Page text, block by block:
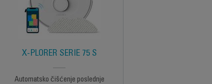
X-PLORER SERIE 75 S
Automatsko čišćenje poslednje